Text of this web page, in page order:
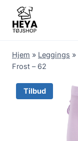
content
Hjem » Leggings »
Frost – 62
Tilbud